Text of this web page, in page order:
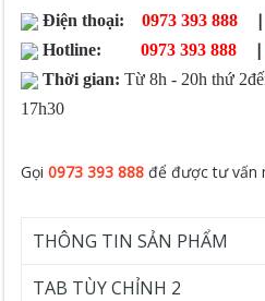
Điện thoại: 0973 393 888 |
Hotline:
0973 393 888 |
Thời gian: Từ 8h - 20h thứ
17h30
Gọi0973 393 888 để được tư vấn
THÔNG TIN SẢN PHẨM
TAB TÙY CHỈNH 2